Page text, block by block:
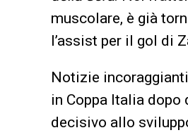
muscolare, è già
l’assist per il gol di
Notizie
in Coppa Italia dopo
decisivo allo